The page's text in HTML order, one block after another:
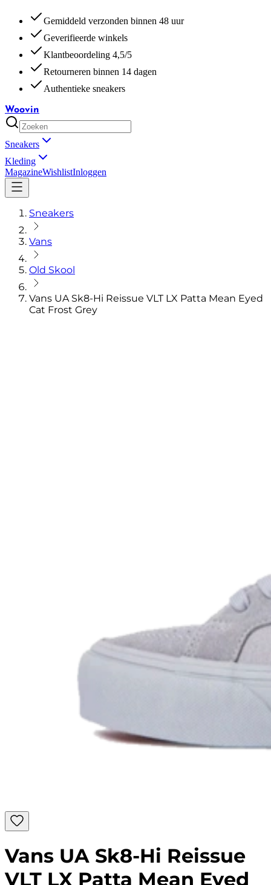
Gemiddeld verzonden binnen 48 uur
Geverifieerde winkels
Klantbeoordeling 4,5/5
Retourneren binnen 14 dagen
Authentieke sneakers
Woovin
Sneakers
Kleding
MagazineWishlistInloggen
Sneakers
Vans
Old Skool
Vans UA Sk8-Hi Reissue VLT LX Patta Mean Eyed
Cat Frost Grey
Vans UA Sk8-Hi Reissue
VLT LX Patta Mean Eyed